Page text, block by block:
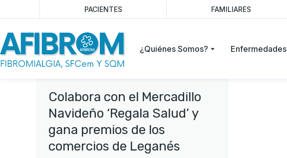
PACIENTES FAMILIARES
¿Quiénes Somos? Enfermedades
Colabora con el Mercadillo
Navideño ‘Regala Salud’ y
gana premios de los
comercios de Leganés